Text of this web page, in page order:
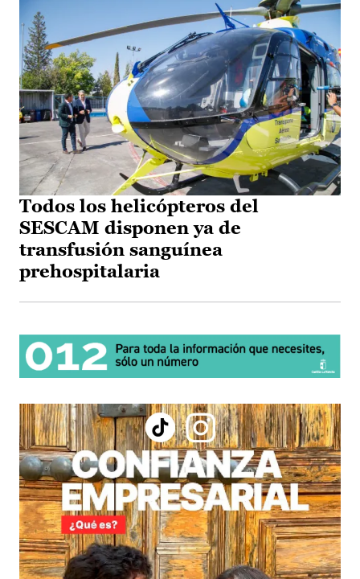
Todos los helicópteros del
SESCAM disponen ya de
transfusión sanguínea
prehospitalaria